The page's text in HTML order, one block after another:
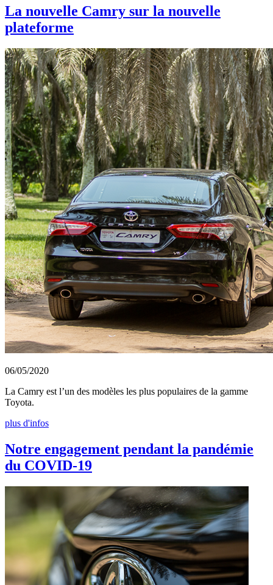
La nouvelle Camry sur la nouvelle
plateforme
06/05/2020
La Camry est l’un des modèles les plus populaires de la gamme
Toyota.
plus d'infos
Notre engagement pendant la pandémie
du COVID-19